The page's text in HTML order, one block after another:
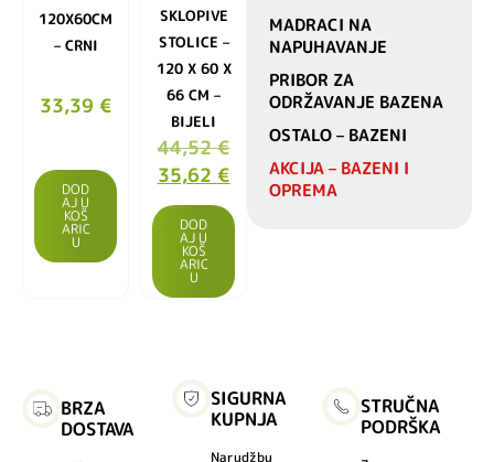
MADRACI NA
NAPUHAVANJE
PRIBOR ZA
ODRŽAVANJE BAZENA
OSTALO – BAZENI
AKCIJA – BAZENI I
OPREMA
120X60CM
– CRNI
33,39 €
DOD
AJ U
KOŠ
ARIC
U
SKLOPIVE
STOLICE –
120 X 60 X
66 CM –
BIJELI
44,52€
35,62 €
DOD
AJ U
KOŠ
ARIC
U
BRZA
DOSTAVA
SIGURNA
KUPNJA
Narudžbu
STRUČNA
PODRŠKA